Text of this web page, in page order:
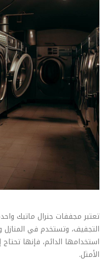
تعتبر مجففات جنرال ماتيك
التجفيف، وتستخدم في
استخدامها الدائم، فإنها
الأمثل.